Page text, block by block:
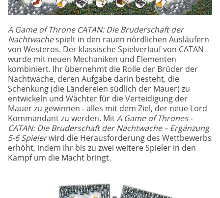
A Game of Throne CATAN: Die Bruderschaft der
Nachtwachespielt in den rauen nördlichen Ausläufern
von Westeros. Der klassische Spielverlauf von CATAN
wurde mit neuen Mechaniken und Elementen
kombiniert. Ihr übernehmt die Rolle der Brüder der
Nachtwache, deren Aufgabe darin besteht, die
Schenkung (die Ländereien südlich der Mauer) zu
entwickeln und Wächter für die Verteidigung der
Mauer zu gewinnen - alles mit dem Ziel, der neue Lord
Kommandant zu werden. MitA Game of Thrones -
CATAN: Die Bruderschaft der Nachtwache – Ergänzung
5-6 Spielerwird die Herausforderung des Wettbewerbs
erhöht, indem ihr bis zu zwei weitere Spieler in den
Kampf um die Macht bringt.